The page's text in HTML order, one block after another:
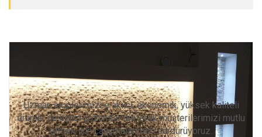
Diğer Hizmetlerimiz
Uzman ekiplerimizce akılcı, ekonomik, yüksek kaliteli
ürünler ile kalıcı çözümler üreterek müşterilerimizi mutlu
etmek için çalışmalarımızı sürdürüyoruz.